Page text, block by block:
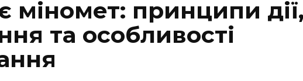
міномет: принципи дії,
та особливості